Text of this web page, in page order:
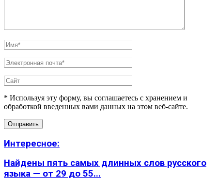
* Используя эту форму, вы соглашаетесь с хранением и
обработкой введенных вами данных на этом веб-сайте.
Интересное:
Найдены пять самых длинных слов русского
языка — от 29 до 55...